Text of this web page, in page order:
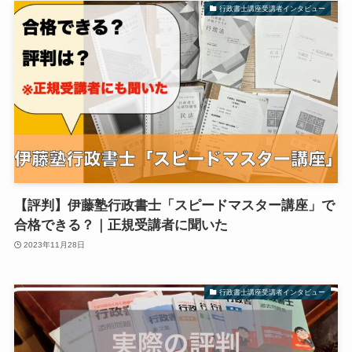
行政書士講座受講者インタビュー
【評判】伊藤塾行政書士「スピードマスター講座」で
合格できる？｜正規受講者に聞いた
2023年11月28日
行政書士講座受講者インタビュー